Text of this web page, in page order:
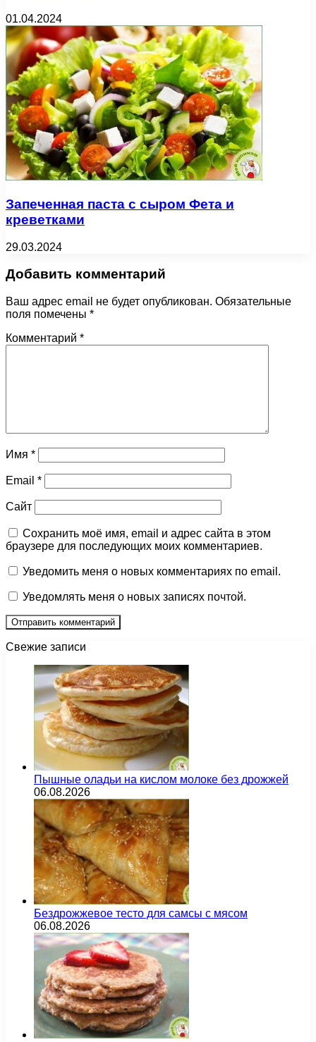
01.04.2024
Запеченная паста с сыром Фета и
креветками
29.03.2024
Добавить комментарий
Ваш адрес email не будет опубликован. Обязательные
поля помечены *
Комментарий *
Имя *
Email *
Сайт
Сохранить моё имя, email и адрес сайта в этом
браузере для последующих моих комментариев.
Уведомить меня о новых комментариях по email.
Уведомлять меня о новых записях почтой.
Свежие записи
Пышные оладьи на кислом молоке без дрожжей
06.08.2026
Бездрожжевое тесто для самсы с мясом
06.08.2026